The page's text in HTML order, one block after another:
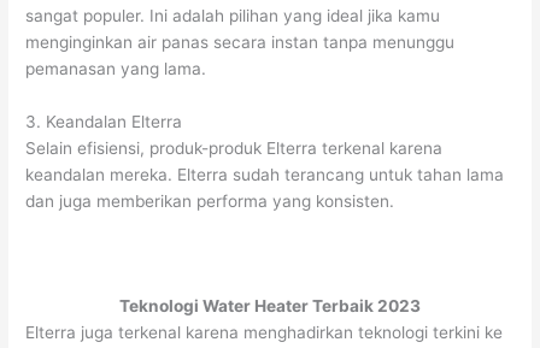
sangat populer. Ini adalah pilihan yang ideal jika kamu
menginginkan air panas secara instan tanpa menunggu
pemanasan yang lama.
3. Keandalan Elterra
Selain efisiensi, produk-produk Elterra terkenal karena
keandalan mereka. Elterra sudah terancang untuk tahan lama
dan juga memberikan performa yang konsisten.
Teknologi Water Heater Terbaik 2023
Elterra juga terkenal karena menghadirkan teknologi terkini ke